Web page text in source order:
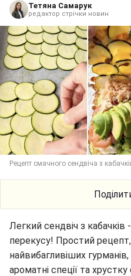
Тетяна Самарук
редактор стрічки новин
Рецепт смачного сендвіча з
Легкий сендвіч з кабачків
перекусу! Простий
найвибагливіших гурманів,
ароматні спеції та